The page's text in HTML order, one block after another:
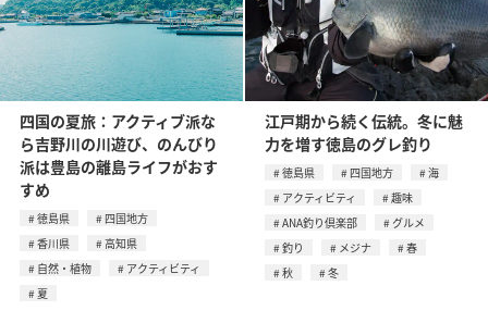
四国の夏旅：アクティブ派な
ら吉野川の川遊び、のんびり
派は豊島の離島ライフがおす
すめ
徳島県
四国地方
香川県
高知県
自然・植物
アクティビティ
夏
江戸期から続く伝統。冬に魅
力を増す徳島のグレ釣り
徳島県 四国地方
海
アクティビティ
趣味
ANA釣り倶楽部
グルメ
釣り
メジナ
春
秋
冬